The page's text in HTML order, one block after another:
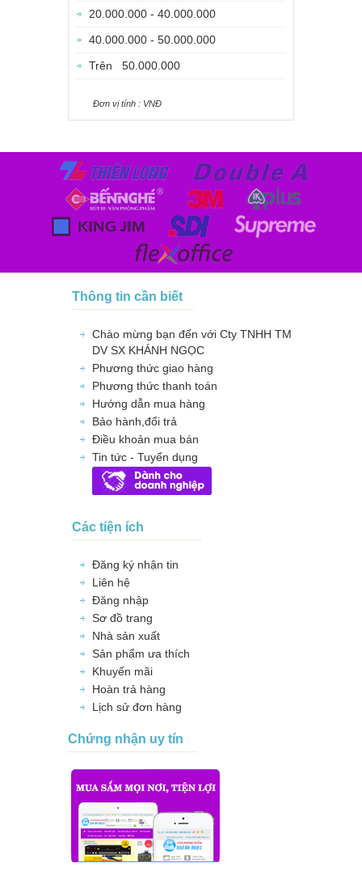
20.000.000 - 40.000.000
40.000.000 - 50.000.000
Trên 50.000.000
Ðơn vị tính : VNÐ
Thông tin cần biết
Chào mừng bạn đến với Cty TNHH TM
DV SX KHÁNH NGỌC
Phương thức giao hàng
Phương thức thanh toán
Hướng dẫn mua hàng
Bảo hành,đổi trả
Điều khoản mua bán
Tin tức - Tuyển dụng
Các tiện ích
Đăng ký nhận tin
Liên hệ
Đăng nhập
Sơ đồ trang
Nhà sản xuất
Sản phẩm ưa thích
Khuyến mãi
Hoàn trả hàng
Lịch sử đơn hàng
Chứng nhận uy tín